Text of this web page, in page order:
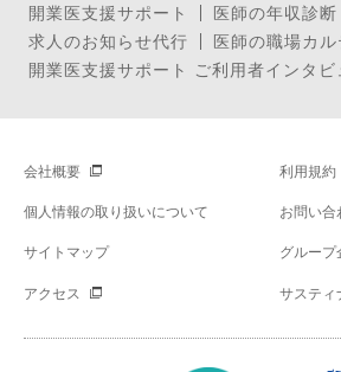
開業医支援サポート
医師の年収診断
求人のお知らせ代行
医師の職場カル
開業医支援サポート ご利用者インタビ
会社概要 利用規約
個人情報の取り扱いについて お問い合
サイトマップ グループ
アクセス サスティ